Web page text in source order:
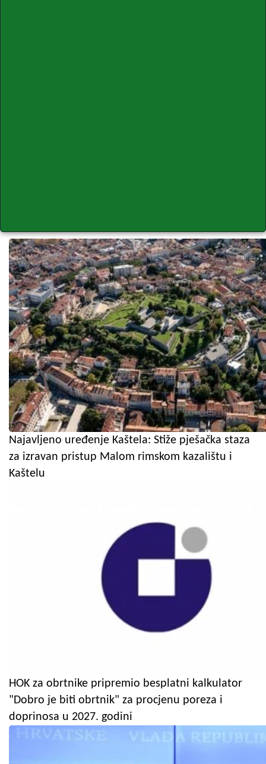
Najavljeno uređenje Kaštela: Stiže pješačka staza
za izravan pristup Malom rimskom kazalištu i
Kaštelu
HOK za obrtnike pripremio besplatni kalkulator
"Dobro je biti obrtnik" za procjenu poreza i
doprinosa u 2027. godini